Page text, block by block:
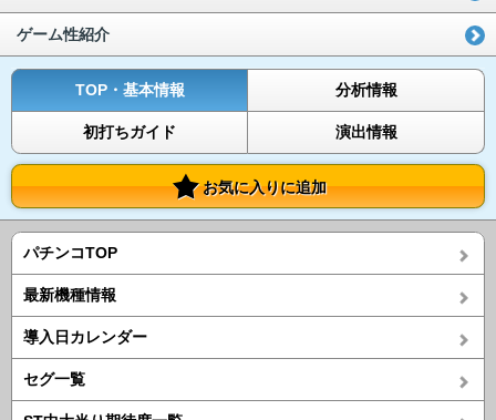
ゲーム性紹介
TOP・基本情報 分析情報
初打ちガイド 演出情報
お気に入りに追加
パチンコTOP
最新機種情報
導入日カレンダー
セグ一覧